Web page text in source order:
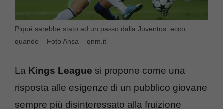
Piqué sarebbe stato ad un passo dalla Juventus: ecco
quando – Foto Ansa – qnm.it
La Kings League si propone come una
risposta alle esigenze di un pubblico giovane
sempre più disinteressato alla fruizione